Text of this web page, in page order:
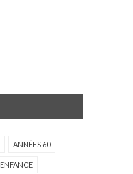
ANNÉES 60
ENFANCE